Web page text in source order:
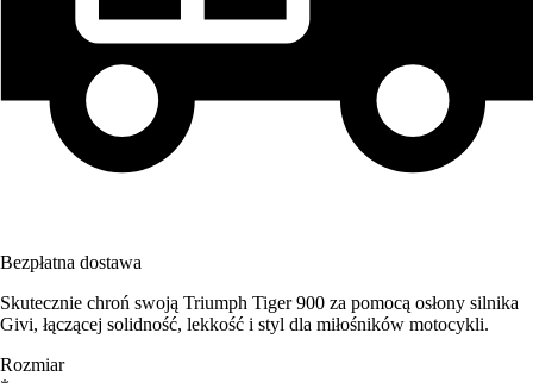
Bezpłatna dostawa
Skutecznie chroń swoją Triumph Tiger 900 za pomocą osłony silnika
Givi, łączącej solidność, lekkość i styl dla miłośników motocykli.
Rozmiar